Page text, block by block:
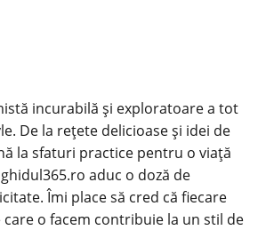
incurabilă și exploratoare a tot
De la rețete delicioase și idei de
la sfaturi practice pentru o viață
aduc o doză de
Îmi place să cred că fiecare
o facem contribuie la un stil de